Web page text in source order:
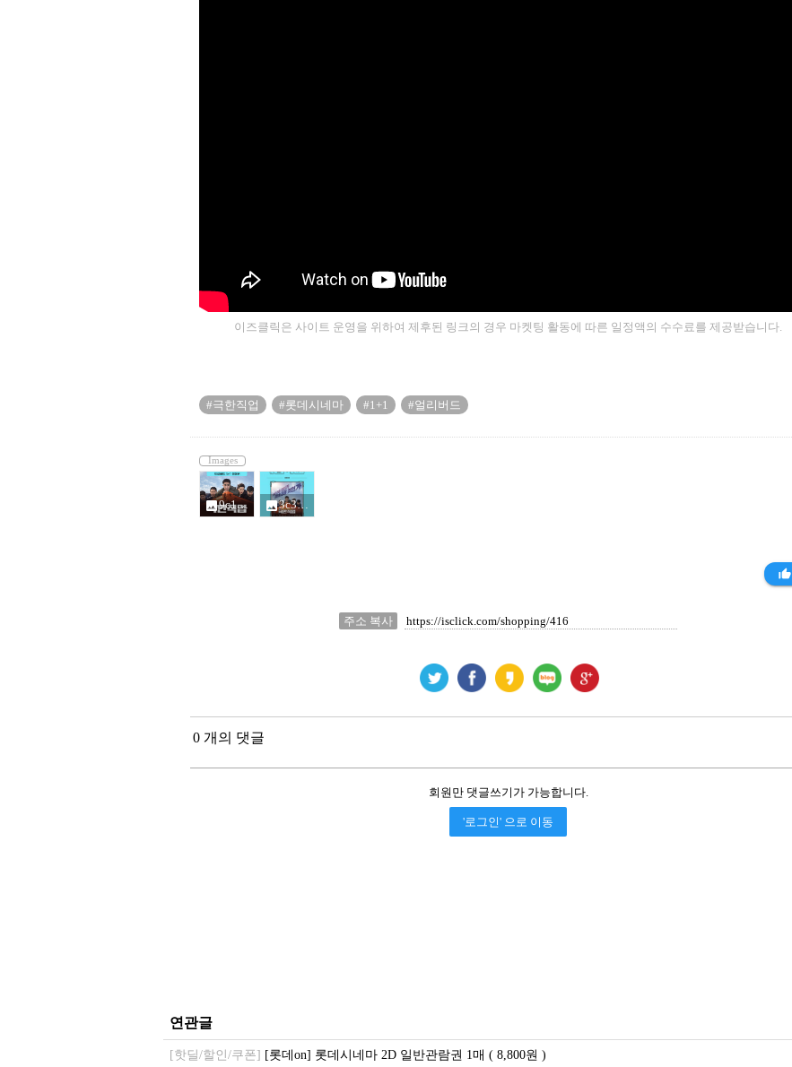
이즈클릭은 사이트 운영을 위하여 제후된 링크의 경우 마켓팅 활동에 따른 일정액의 수수료를 제공받습니다.
#극한직업 #롯데시네마 #1+1 #얼리버드
Images
photo9c1327bf25c549579b95dea10c251fc6_4101429.jpg photo3c36db6f55ac4d3a9744f993824f58bc_4101429.jpg
thumb_up_alt
주소 복사
0 개의 댓글
회원만 댓글쓰기가 가능합니다.
'로그인' 으로 이동
연관글
[핫딜/할인/쿠폰] [롯데on] 롯데시네마 2D 일반관람권 1매 ( 8,800원 )